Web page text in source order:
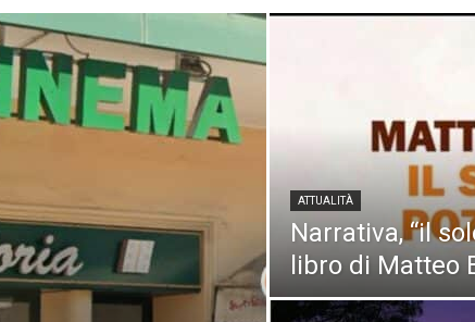
ATTUALITÀ
Narrativa, “il
libro di Matteo